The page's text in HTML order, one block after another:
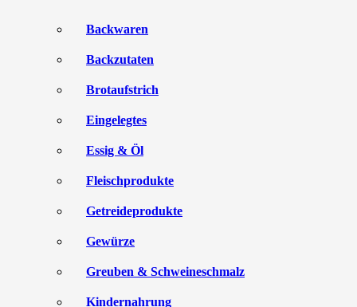
Backwaren
Backzutaten
Brotaufstrich
Eingelegtes
Essig & Öl
Fleischprodukte
Getreideprodukte
Gewürze
Greuben & Schweineschmalz
Kindernahrung